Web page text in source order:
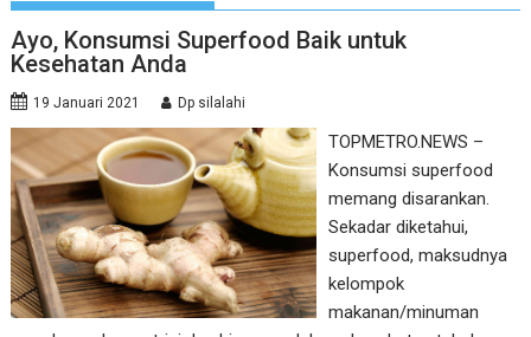
Ayo, Konsumsi Superfood Baik untuk
Kesehatan Anda
19 Januari 2021 Dp silalahi
TOPMETRO.NEWS –
Konsumsi superfood
memang disarankan.
Sekadar diketahui,
superfood, maksudnya
kelompok
makanan/minuman